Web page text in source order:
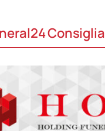
Consiglia